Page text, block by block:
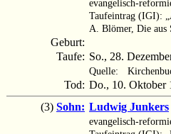
evangelisch-
Taufeintrag (IGI):
A. Blömer, Die aus
Geburt:
Taufe: So., 28.
Quelle:
Tod: Do., 10. Oktober
(3) Sohn: Ludwig Junkers
evangelisch-